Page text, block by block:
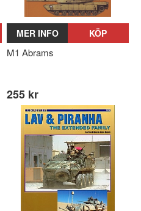
MER INFO KÖP
M1 Abrams
255 kr